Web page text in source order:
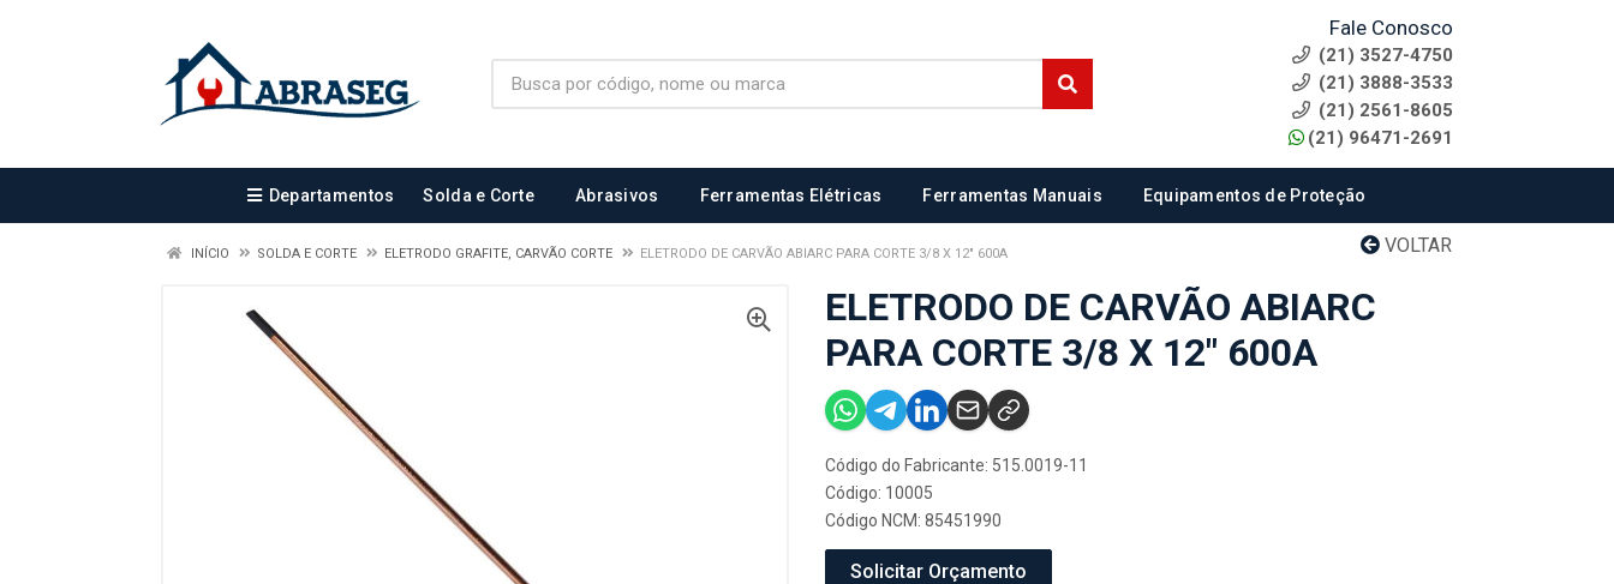
Fale Conosco
(21) 3527-4750
(21) 3888-3533
(21) 2561-8605
(21) 96471-2691
Departamentos Solda e Corte Abrasivos Ferramentas Elétricas Ferramentas Manuais Equipamentos de Proteção
VOLTAR
INÍCIO SOLDA E CORTE ELETRODO GRAFITE, CARVÃO CORTE ELETRODO DE CARVÃO ABIARC PARA CORTE 3/8 X 12" 600A
ELETRODO DE CARVÃO ABIARC
PARA CORTE 3/8 X 12" 600A
Código do Fabricante: 515.0019-11
Código: 10005
Código NCM: 85451990
Solicitar Orçamento